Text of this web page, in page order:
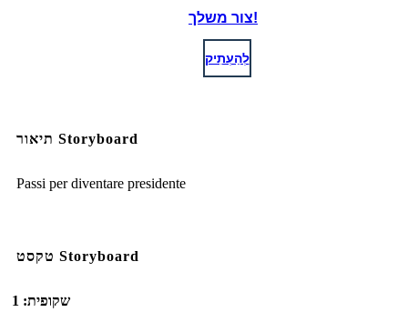
צור משלך!
לְהַעְתִיק
תיאור Storyboard
Passi per diventare presidente
טקסט Storyboard
שקופית: 1